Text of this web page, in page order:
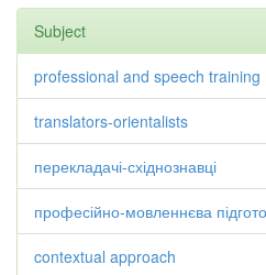
Subject
professional and speech training
translators-orientalists
перекладачі-східнознавці
професійно-мовленнєва
contextual approach